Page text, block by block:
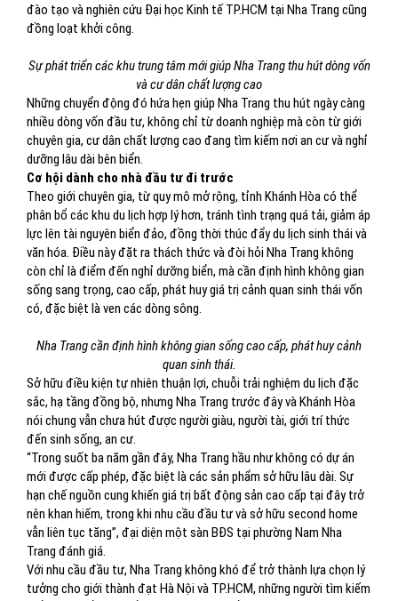
đào tạo và nghiên cứu Đại học Kinh tế TP.HCM tại Nha Trang cũng
đồng loạt khởi công.
Sự phát triển các khu trung tâm mới giúp Nha Trang thu hút dòng vốn
và cư dân chất lượng cao
Những chuyển động đó hứa hẹn giúp Nha Trang thu hút ngày càng
nhiều dòng vốn đầu tư, không chỉ từ doanh nghiệp mà còn từ giới
chuyên gia, cư dân chất lượng cao đang tìm kiếm nơi an cư và nghỉ
dưỡng lâu dài bên biển.
Cơ hội dành cho nhà đầu tư đi trước
Theo giới chuyên gia, từ quy mô mở rộng, tỉnh Khánh Hòa có thể
phân bổ các khu du lịch hợp lý hơn, tránh tình trạng quá tải, giảm áp
lực lên tài nguyên biển đảo, đồng thời thúc đẩy du lịch sinh thái và
văn hóa. Điều này đặt ra thách thức và đòi hỏi Nha Trang không
còn chỉ là điểm đến nghỉ dưỡng biển, mà cần định hình không gian
sống sang trọng, cao cấp, phát huy giá trị cảnh quan sinh thái vốn
có, đặc biệt là ven các dòng sông.
Nha Trang cần định hình không gian sống cao cấp, phát huy cảnh
quan sinh thái.
Sở hữu điều kiện tự nhiên thuận lợi, chuỗi trải nghiệm du lịch đặc
sắc, hạ tầng đồng bộ, nhưng Nha Trang trước đây và Khánh Hòa
nói chung vẫn chưa hút được người giàu, người tài, giới trí thức
đến sinh sống, an cư.
“Trong suốt ba năm gần đây, Nha Trang hầu như không có dự án
mới được cấp phép, đặc biệt là các sản phẩm sở hữu lâu dài. Sự
hạn chế nguồn cung khiến giá trị bất động sản cao cấp tại đây trở
nên khan hiếm, trong khi nhu cầu đầu tư và sở hữu second home
vẫn liên tục tăng”, đại diện một sàn BĐS tại phường Nam Nha
Trang đánh giá.
Với nhu cầu đầu tư, Nha Trang không khó để trở thành lựa chọn lý
tưởng cho giới thành đạt Hà Nội và TP.HCM, những người tìm kiếm